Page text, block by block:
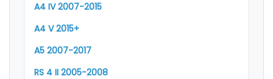
A4 IV 2007-2015
A4 V 2015+
A5 2007-2017
RS 4 II 2005-2008